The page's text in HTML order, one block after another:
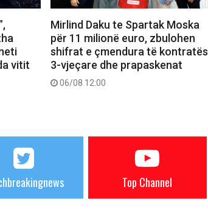
vitit
Mirlind Daku te Spartak Moska
për 11 milionë euro, zbulohen
shifrat e çmendura të kontratës
3-vjeçare dhe prapaskenat
06/08 12:00
Top Channel